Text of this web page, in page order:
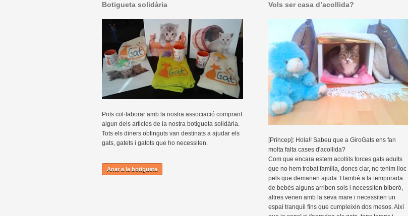
Botigueta solidària
Pots col·laborar amb la nostra associació comprant
algun dels articles de la nostra botigueta solidària.
Tots els diners obtinguts van destinats a ajudar els
gats, gatets i gatots que ho necessiten.
Anar a la botigueta
Vols ser casa d’acollida?
[Príncep]: Hola!! Sabeu que a GiroGats ens fan
molta falta cases d'acollida?
Com que encara estem acollits forces gats adults
que no hem trobat família, doncs clar, no tenim lloc
pels que demanen ajuda. I també a la temporada
de bebés alguns arriben sols i necessiten biberó,
altres venen amb la seva mare i necessiten un
espai tranquil fins que cumpleixin dos mesos. Així